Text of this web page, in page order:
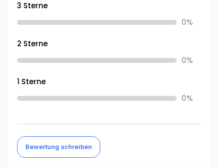
3 Sterne
0%
2 Sterne
0%
1 Sterne
0%
Bewertung schreiben